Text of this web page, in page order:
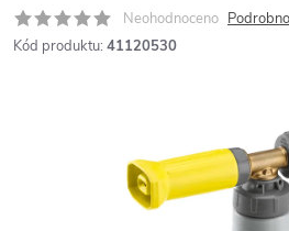
Neohodnoceno
Kód produktu: 41120530